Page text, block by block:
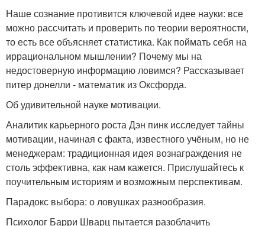
Наше сознание противится ключевой идее науки: все
можно рассчитать и проверить по теории вероятности,
то есть все объясняет статистика. Как поймать себя на
иррациональном мышлении? Почему мы на
недостоверную информацию ловимся? Рассказывает
питер донелли - математик из Оксфорда.
Об удивительной науке мотивации.
Аналитик карьерного роста Дэн пинк исследует тайны
мотивации, начиная с факта, известного учёным, но не
менеджерам: традиционная идея вознаграждения не
столь эффективна, как нам кажется. Прислушайтесь к
поучительным историям и возможным перспективам.
Парадокс выбора: о ловушках разнообразия.
Психолог Барри Шварц пытается разоблачить